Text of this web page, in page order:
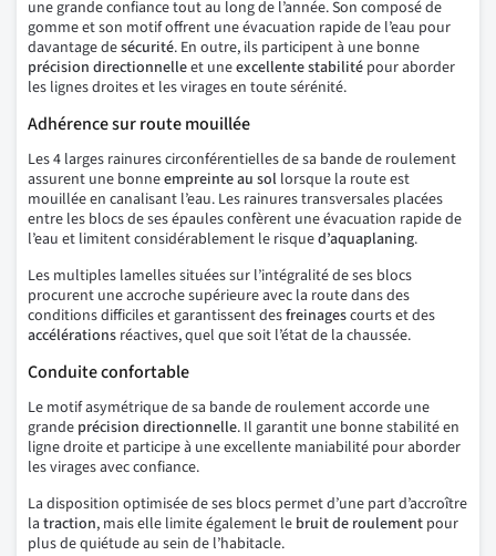
une grande confiance tout au long de l’année. Son composé de
gomme et son motif offrent une évacuation rapide de l’eau pour
davantage desécurité. En outre, ils participent à une bonne
précision directionnelleet uneexcellente stabilité pour aborder
les lignes droites et les virages en toute sérénité.
Adhérence sur route mouillée
Les 4 larges rainures circonférentielles de sa bande de roulement
assurent une bonneempreinte au sol lorsque la route est
mouillée en canalisant l’eau. Les rainures transversales placées
entre les blocs de ses épaules confèrent une évacuation rapide de
l’eau et limitent considérablement le risqued’aquaplaning.
Les multiples lamelles situées sur l’intégralité de ses blocs
procurent une accroche supérieure avec la route dans des
conditions difficiles et garantissent desfreinagescourts et des
accélérations réactives, quel que soit l’état de la chaussée.
Conduite confortable
Le motif asymétrique de sa bande de roulement accorde une
grande précision directionnelle. Il garantit une bonne stabilité en
ligne droite et participe à une excellente maniabilité pour aborder
les virages avec confiance.
La disposition optimisée de ses blocs permet d’une part d’accroître
la traction, mais elle limite également le bruit de roulement pour
plus de quiétude au sein de l’habitacle.